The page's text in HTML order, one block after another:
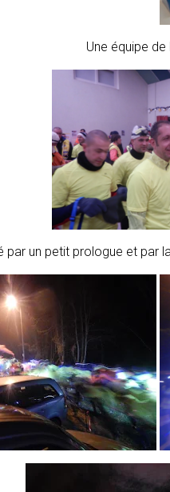
Une équipe
par un petit prologue et